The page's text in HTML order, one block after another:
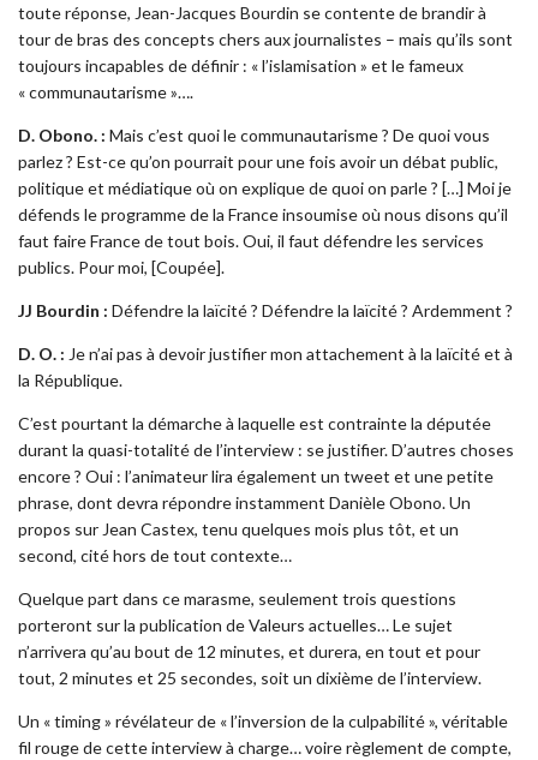
toute réponse, Jean-Jacques Bourdin se contente de brandir à
tour de bras des concepts chers aux journalistes – mais qu’ils sont
toujours incapables de définir : « l’islamisation » et le fameux
« communautarisme »….
D. Obono. : Mais c’est quoi le communautarisme ? De quoi vous
parlez ? Est-ce qu’on pourrait pour une fois avoir un débat public,
politique et médiatique où on explique de quoi on parle ? […] Moi je
défends le programme de la France insoumise où nous disons qu’il
faut faire France de tout bois. Oui, il faut défendre les services
publics. Pour moi, [Coupée].
JJ Bourdin : Défendre la laïcité ? Défendre la laïcité ? Ardemment ?
D. O. : Je n’ai pas à devoir justifier mon attachement à la laïcité et à
la République.
C’est pourtant la démarche à laquelle est contrainte la députée
durant la quasi-totalité de l’interview : se justifier. D’autres choses
encore ? Oui : l’animateur lira également un tweet et une petite
phrase, dont devra répondre instamment Danièle Obono. Un
propos sur Jean Castex, tenu quelques mois plus tôt, et un
second, cité hors de tout contexte…
Quelque part dans ce marasme, seulement trois questions
porteront sur la publication de Valeurs actuelles… Le sujet
n’arrivera qu’au bout de 12 minutes, et durera, en tout et pour
tout, 2 minutes et 25 secondes, soit un dixième de l’interview.
Un « timing » révélateur de « l’inversion de la culpabilité », véritable
fil rouge de cette interview à charge… voire règlement de compte,